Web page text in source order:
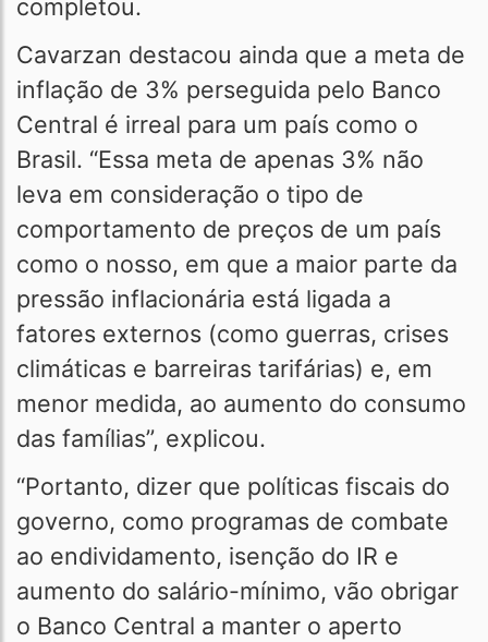
completou.
Cavarzan destacou ainda que a meta de
inflação de 3% perseguida pelo Banco
Central é irreal para um país como o
Brasil. “Essa meta de apenas 3% não
leva em consideração o tipo de
comportamento de preços de um país
como o nosso, em que a maior parte da
pressão inflacionária está ligada a
fatores externos (como guerras, crises
climáticas e barreiras tarifárias) e, em
menor medida, ao aumento do consumo
das famílias”, explicou.
“Portanto, dizer que políticas fiscais do
governo, como programas de combate
ao endividamento, isenção do IR e
aumento do salário-mínimo, vão obrigar
o Banco Central a manter o aperto